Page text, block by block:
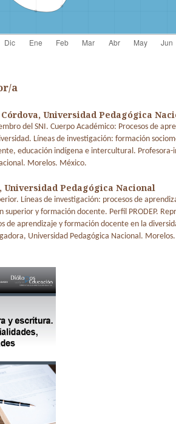
a
Universidad Pedagógica
del SNI. Cuerpo Académico: Procesos de
Líneas de investigación: formación
educación indígena e intercultural. Profesora-
Morelos. México.
Universidad Pedagógica Nacional
Líneas de investigación: procesos de
y formación docente. Perfil PRODEP.
de aprendizaje y formación docente en la
Universidad Pedagógica Nacional.